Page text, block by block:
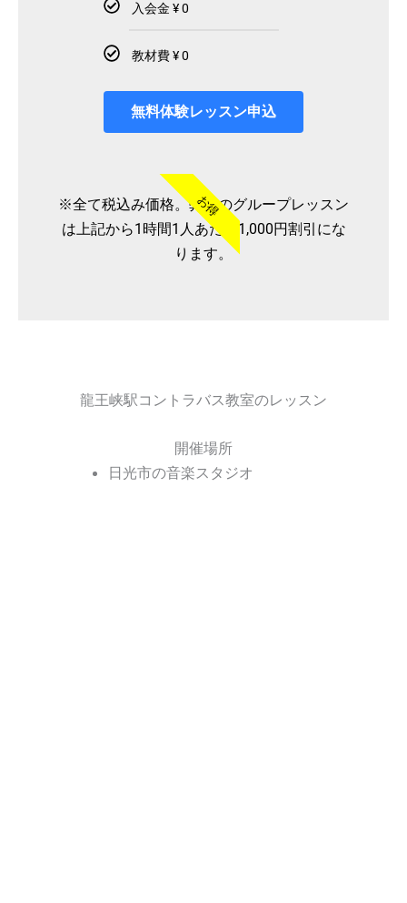
入会金 ¥ 0
教材費 ¥ 0
無料体験レッスン申込
お得
※全て税込み価格。弊社のグループレッスン
は上記から1時間1人あたり1,000円割引にな
ります。
龍王峡駅コントラバス教室のレッスン
開催場所
日光市の音楽スタジオ